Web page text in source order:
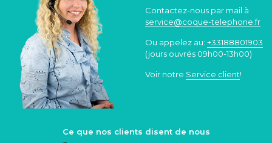
Contactez-nous par mail à
service@coque-telephone.fr
Ou appelez au: +33188801903
(jours ouvrés 09h00-13h00)
Voir notre Service client!
Ce que nos clients disent de nous